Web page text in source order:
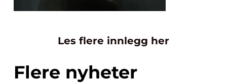
Les flere innlegg her
Flere nyheter